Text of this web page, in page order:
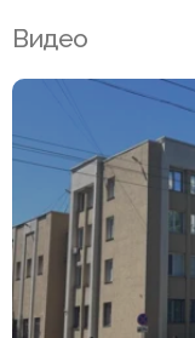
Видео